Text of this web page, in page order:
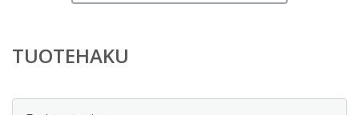
TUOTEHAKU
Etsi: